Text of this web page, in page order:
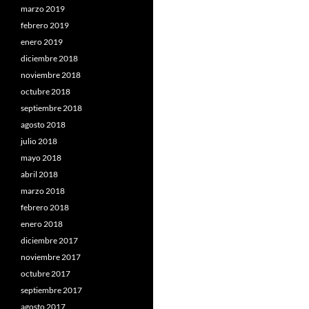
marzo 2019
febrero 2019
enero 2019
diciembre 2018
noviembre 2018
octubre 2018
septiembre 2018
agosto 2018
julio 2018
mayo 2018
abril 2018
marzo 2018
febrero 2018
enero 2018
diciembre 2017
noviembre 2017
octubre 2017
septiembre 2017
agosto 2017